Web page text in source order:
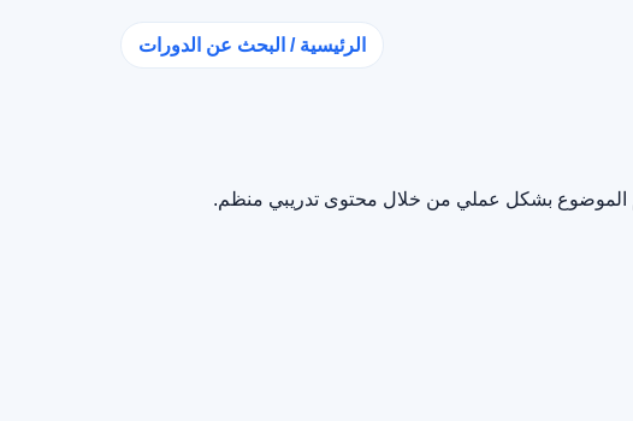
الرئيسية / البحث عن الدورات
الموضوع بشكل عملي من خلال محتوى تدريبي منظم.